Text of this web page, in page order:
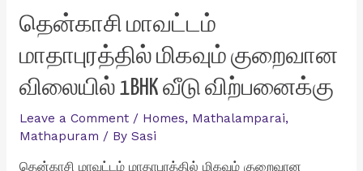
தென்காசி மாவட்டம்
மாதாபுரத்தில் மிகவும் குறைவான
விலையில் 1BHK வீடு விற்பனைக்கு
Leave a Comment / Homes, Mathalamparai,
Mathapuram / By Sasi
தென்காசி மாவட்டம் மாதாபுரத்தில் மிகவும் குறைவான